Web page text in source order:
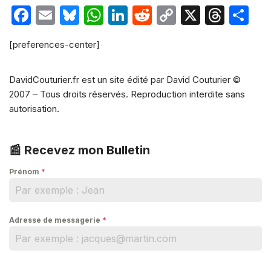
Facebook
EmailBluesky
WhatsApp
LinkedIn
Reddit
Copy
X
[preferences-center]
DavidCouturier.fr est un site édité par David Couturier ©
2007 – Tous droits réservés. Reproduction interdite sans
autorisation.
📰 Recevez mon Bulletin
Prénom *
Adresse de messagerie *